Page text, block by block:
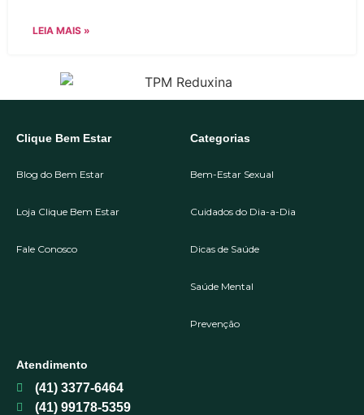
LEIA MAIS »
Clique Bem Estar
Blog do Bem Estar
Loja Clique Bem Estar
Fale Conosco
Categorias
Bem-Estar Sexual
Cuidados do Dia-a-Dia
Dicas de Saúde
Saúde Mental
Prevenção
Atendimento
(41) 3377-6464
(41) 99178-5359